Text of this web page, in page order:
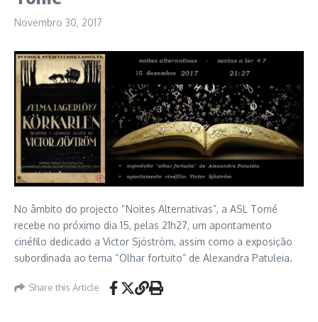
Novembro 30, 2017
No âmbito do projecto “Noites Alternativas”, a ASL Tomé
recebe no próximo dia 15, pelas 21h27, um apontamento
cinéfilo dedicado a Victor Sjöström, assim como a exposição
subordinada ao tema “Olhar fortuito” de Alexandra Patuleia.
Share this Article